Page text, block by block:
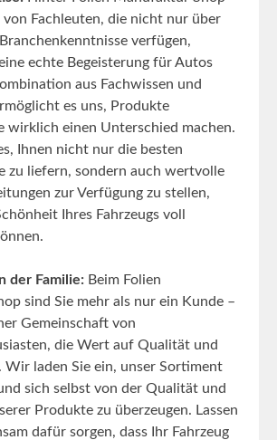
von Fachleuten, die nicht nur über
verfügen,
echte Begeisterung für Autos
aus Fachwissen und
es uns, Produkte
wirklich einen Unterschied machen.
Ihnen nicht nur die besten
zu liefern, sondern auch wertvolle
zur Verfügung zu stellen,
Ihres Fahrzeugs voll
der Familie: Beim Folien
sind Sie mehr als nur ein Kunde –
Gemeinschaft von
die Wert auf Qualität und
Wir laden Sie ein, unser Sortiment
sich selbst von der Qualität und
Produkte zu überzeugen. Lassen
dafür sorgen, dass Ihr Fahrzeug